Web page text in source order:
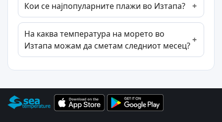
Кои се најпопуларните плажи во Изтапа?
На каква температура на морето во
Изтапа можам да сметам следниот месец?